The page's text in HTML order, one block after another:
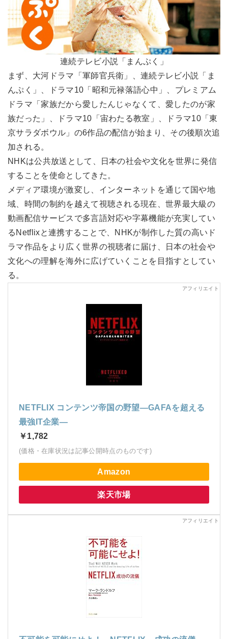
連続テレビ小説「まんぷく」
まず、大河ドラマ「軍師官兵衛」、連続テレビ小説「ま
んぷく」、ドラマ10「昭和元禄落語心中」、プレミアム
ドラマ「家族だから愛したんじゃなくて、愛したのが家
族だった」、ドラマ10「宙わたる教室」、ドラマ10「東
京サラダボウル」の6作品の配信が始まり、その後順次追
加される。
NHKは公共放送として、日本の社会や文化を世界に発信
することを使命としてきた。
メディア環境が激変し、インターネットを通じて国や地
域、時間の制約を越えて視聴される現在、世界最大級の
動画配信サービスで多言語対応や字幕機能が充実してい
るNetflixと連携することで、NHKが制作した質の高いド
ラマ作品をより広く世界の視聴者に届け、日本の社会や
文化への理解を海外に広げていくことを目指すとしてい
る。
NETFLIX コンテンツ帝国の野望―GAFAを超える
最強IT企業―
￥1,782
(価格・在庫状況は記事公開時点のものです)
Amazon
楽天市場